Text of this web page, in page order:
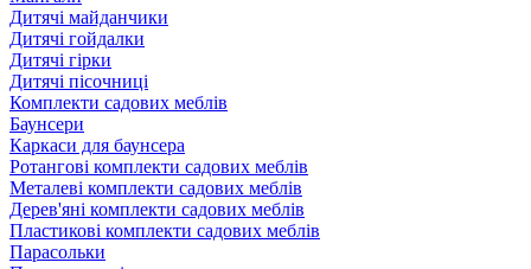
Дитячі майданчики
Дитячі гойдалки
Дитячі гірки
Дитячі пісочниці
Комплекти садових меблів
Баунсери
Каркаси для баунсера
Ротангові комплекти садових меблів
Металеві комплекти садових меблів
Дерев'яні комплекти садових меблів
Пластикові комплекти садових меблів
Парасольки